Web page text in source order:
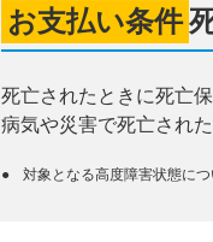
お支払い条件
死亡されたときに死亡
病気や災害で死亡され
対象となる高度障害状態に